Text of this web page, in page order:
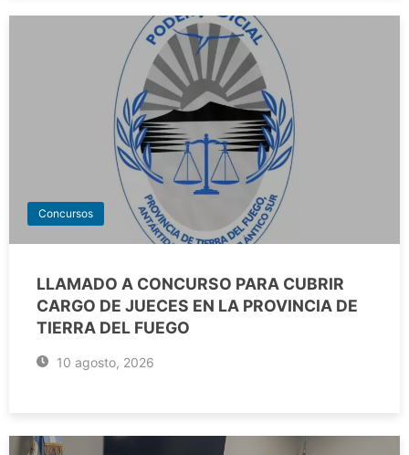
Concursos
LLAMADO A CONCURSO PARA CUBRIR
CARGO DE JUECES EN LA PROVINCIA DE
TIERRA DEL FUEGO
10 agosto, 2026